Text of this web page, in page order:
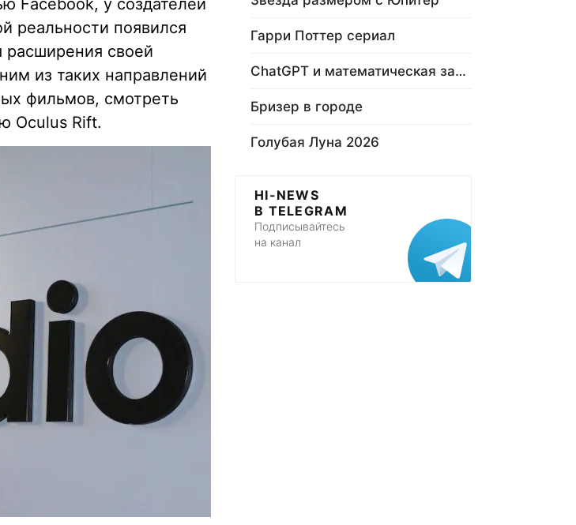
Facebook, у создателей
реальности появился
расширения своей
из таких направлений
фильмов, смотреть
Oculus Rift.
Гарри Поттер сериал
ChatGPT и математическая задача
Бризер в городе
Голубая Луна 2026
HI-NEWS
В TELEGRAM
Подписывайтесь
на канал